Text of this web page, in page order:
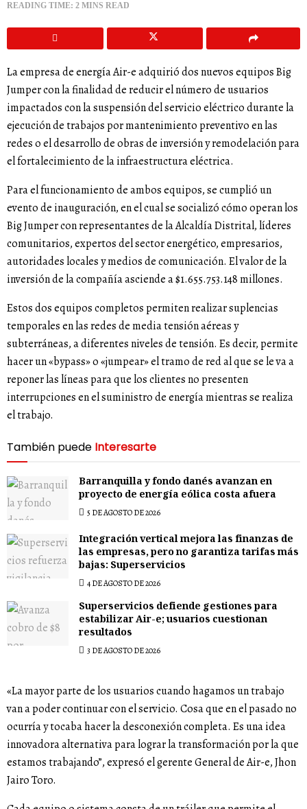
READING TIME: 2 MINS READ
La empresa de energía Air-e adquirió dos nuevos equipos Big
Jumper con la finalidad de reducir el número de usuarios
impactados con la suspensión del servicio eléctrico durante la
ejecución de trabajos por mantenimiento preventivo en las
redes o el desarrollo de obras de inversión y remodelación para
el fortalecimiento de la infraestructura eléctrica.
Para el funcionamiento de ambos equipos, se cumplió un
evento de inauguración, en el cual se socializó cómo operan los
Big Jumper con representantes de la Alcaldía Distrital, líderes
comunitarios, expertos del sector energético, empresarios,
autoridades locales y medios de comunicación. El valor de la
inversión de la compañía asciende a $1.655.753.148 millones.
Estos dos equipos completos permiten realizar suplencias
temporales en las redes de media tensión aéreas y
subterráneas, a diferentes niveles de tensión. Es decir, permite
hacer un «bypass» o «jumpear» el tramo de red al que se le va a
reponer las líneas para que los clientes no presenten
interrupciones en el suministro de energía mientras se realiza
el trabajo.
También puede Interesarte
Barranquilla y fondo danés avanzan en
proyecto de energía eólica costa afuera
5 DE AGOSTO DE 2026
Integración vertical mejora las finanzas de
las empresas, pero no garantiza tarifas más
bajas: Superservicios
4 DE AGOSTO DE 2026
Superservicios defiende gestiones para
estabilizar Air-e; usuarios cuestionan
resultados
3 DE AGOSTO DE 2026
«La mayor parte de los usuarios cuando hagamos un trabajo
van a poder continuar con el servicio. Cosa que en el pasado no
ocurría y tocaba hacer la desconexión completa. Es una idea
innovadora alternativa para lograr la transformación por la que
estamos trabajando”, expresó el gerente General de Air-e, Jhon
Jairo Toro.